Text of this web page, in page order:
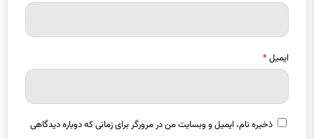
ایمیل*
ذخیره نام، ایمیل و وبسایت من در مرورگر برای زمانی که دوباره دیدگاهی
می‌نویسم.